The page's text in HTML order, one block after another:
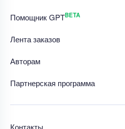
Помощник GPTBETA
Лента заказов
Авторам
Партнерская программа
Контакты